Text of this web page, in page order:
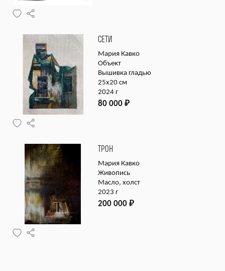
СЕТИ
Мария Кавко
Объект
Вышивка гладью
25х20 см
2024 г
80 000 ₽
ТРОН
Мария Кавко
Живопись
Масло, холст
2023 г
200 000 ₽